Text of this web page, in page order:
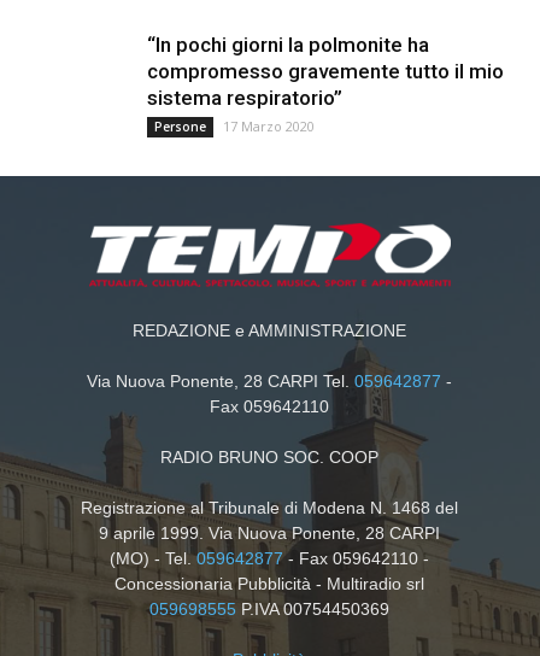
“In pochi giorni la polmonite ha
compromesso gravemente tutto il mio
sistema respiratorio”
Persone 17 Marzo 2020
REDAZIONE e AMMINISTRAZIONE
Via Nuova Ponente, 28 CARPI Tel.059642877 -
Fax 059642110
RADIO BRUNO SOC. COOP
Registrazione al Tribunale di Modena N. 1468 del
9 aprile 1999. Via Nuova Ponente, 28 CARPI
(MO) - Tel.059642877- Fax 059642110 -
Concessionaria Pubblicità - Multiradio srl
059698555 P.IVA 00754450369